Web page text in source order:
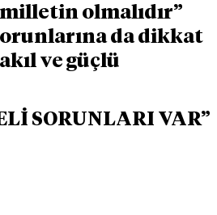
olmalıdır”
da dikkat
ve güçlü
SORUNLARI VAR”